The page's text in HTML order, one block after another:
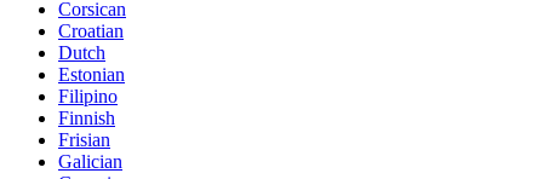
Corsican
Croatian
Dutch
Estonian
Filipino
Finnish
Frisian
Galician